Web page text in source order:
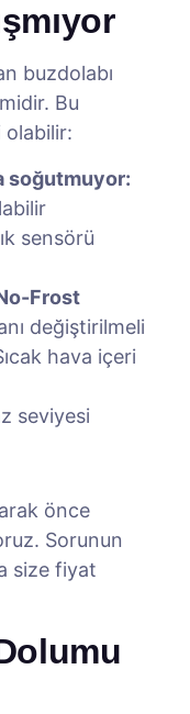
buzdolabı
Bu
olabilir:
soğutmuyor:
sensörü
Frost
değiştirilmeli
hava içeri
seviyesi
önce
Sorunun
size fiyat